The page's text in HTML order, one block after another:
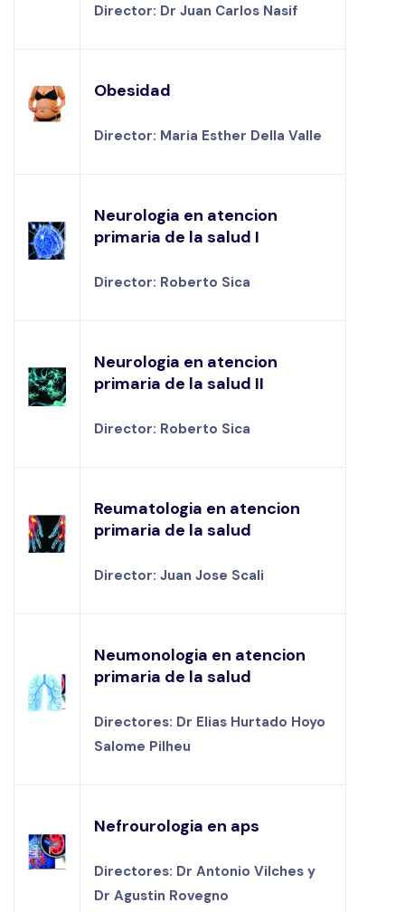
Director: Dr Juan Carlos Nasif
Obesidad
Director: Maria Esther Della Valle
Neurologia en atencion
primaria de la salud I
Director: Roberto Sica
Neurologia en atencion
primaria de la salud II
Director: Roberto Sica
Reumatologia en atencion
primaria de la salud
Director: Juan Jose Scali
Neumonologia en atencion
primaria de la salud
Directores: Dr Elias Hurtado Hoyo
Salome Pilheu
Nefrourologia en aps
Directores: Dr Antonio Vilches y
Dr Agustin Rovegno